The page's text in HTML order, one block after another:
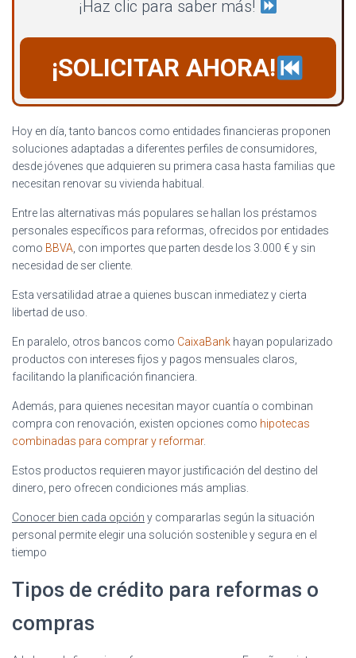
¡Haz clic para saber más!
¡SOLICITAR AHORA!
Hoy en día, tanto bancos como entidades financieras proponen
soluciones adaptadas a diferentes perfiles de consumidores,
desde jóvenes que adquieren su primera casa hasta familias que
necesitan renovar su vivienda habitual.
Entre las alternativas más populares se hallan los préstamos
personales específicos para reformas, ofrecidos por entidades
como BBVA , con importes que parten desde los 3.000 € y sin
necesidad de ser cliente.
Esta versatilidad atrae a quienes buscan inmediatez y cierta
libertad de uso.
En paralelo, otros bancos como CaixaBank hayan popularizado
productos con intereses fijos y pagos mensuales claros,
facilitando la planificación financiera.
Además, para quienes necesitan mayor cuantía o combinan
compra con renovación, existen opciones como hipotecas
combinadas para comprar y reformar.
Estos productos requieren mayor justificación del destino del
dinero, pero ofrecen condiciones más amplias.
Conocer bien cada opción y compararlas según la situación
personal permite elegir una solución sostenible y segura en el
tiempo
Tipos de crédito para reformas o
compras